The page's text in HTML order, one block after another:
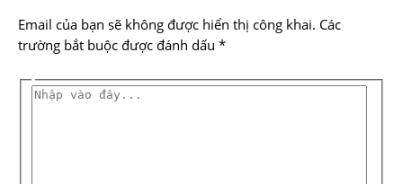
Email của bạn sẽ không được hiển thị công khai. Các
trường bắt buộc được đánh dấu *